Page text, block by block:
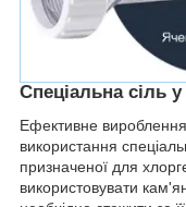
Спеціальна сіль
Ефективне
використання
призначеної для
використовувати